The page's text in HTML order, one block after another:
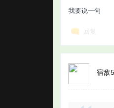
我要说一句
宿敌